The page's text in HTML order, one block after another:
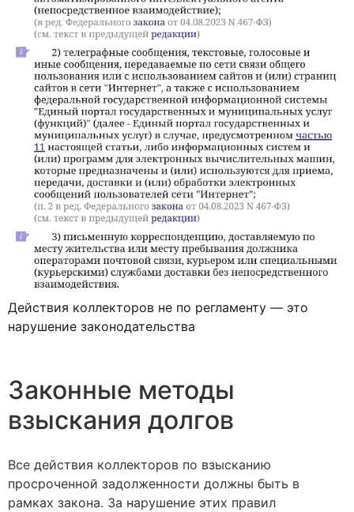
Действия коллекторов не по регламенту — это
нарушение законодательства
Законные методы
взыскания долгов
Все действия коллекторов по взысканию
просроченной задолженности должны быть в
рамках закона. За нарушение этих правил